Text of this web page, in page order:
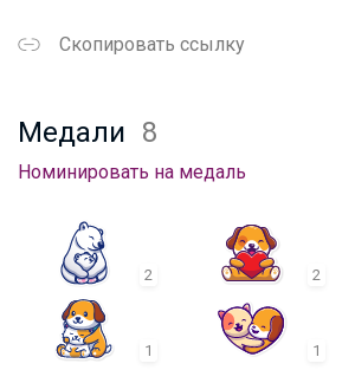
Скопировать ссылку
Медали 8
Номинировать на медаль
2 2
1 1